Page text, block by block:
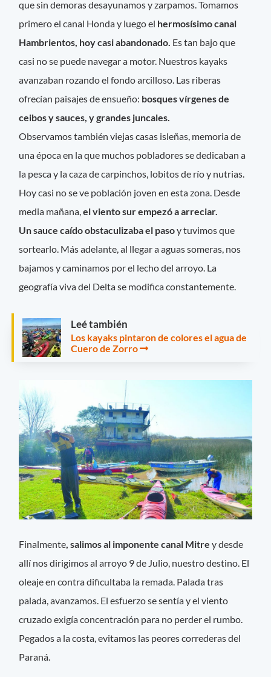
que sin demoras desayunamos y zarpamos. Tomamos
primero el canal Honda y luego el hermosísimo canal
Hambrientos, hoy casi abandonado. Es tan bajo que
casi no se puede navegar a motor. Nuestros kayaks
avanzaban rozando el fondo arcilloso. Las riberas
ofrecían paisajes de ensueño: bosques vírgenes de
ceibos y sauces, y grandes juncales.
Observamos también viejas casas isleñas, memoria de
una época en la que muchos pobladores se dedicaban a
la pesca y la caza de carpinchos, lobitos de río y nutrias.
Hoy casi no se ve población joven en esta zona. Desde
media mañana,el viento sur empezó a arreciar.
Un sauce caído obstaculizaba el pasoy tuvimos que
sortearlo. Más adelante, al llegar a aguas someras, nos
bajamos y caminamos por el lecho del arroyo. La
geografía viva del Delta se modifica constantemente.
Leé también
Los kayaks pintaron de colores el agua de
Cuero de Zorro
Finalmente , salimos al imponente canal Mitre y desde
allí nos dirigimos al arroyo 9 de Julio, nuestro destino. El
oleaje en contra dificultaba la remada. Palada tras
palada, avanzamos. El esfuerzo se sentía y el viento
cruzado exigía concentración para no perder el rumbo.
Pegados a la costa, evitamos las peores correderas del
Paraná.